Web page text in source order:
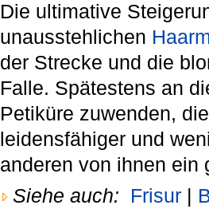
Die ultimative
unausstehlichen
der Strecke und die
Falle. Spätestens an
Petiküre zuwenden,
leidensfähiger und
anderen von ihnen ein
Siehe auch:
Frisur |